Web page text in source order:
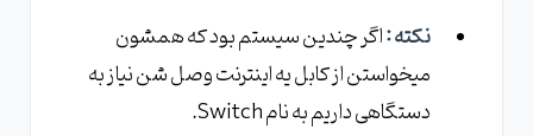
نکته :اگر چندین سیستم بود که همشون
میخواستن از کابل یه اینترنت وصل شن نیاز به
دستگاهی داریم به نام Switch.